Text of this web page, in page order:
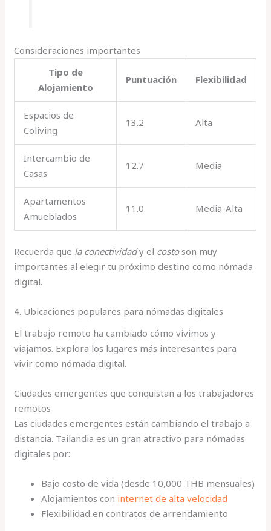
Consideraciones importantes
Tipo de
Alojamiento
Puntuación Flexibilidad
Espacios de
Coliving
13.2 Alta
Intercambio de
Casas
12.7 Media
Apartamentos
Amueblados
11.0 Media-Alta
Recuerda que la conectividady el costoson muy
importantes al elegir tu próximo destino como nómada
digital.
4. Ubicaciones populares para nómadas digitales
El trabajo remoto ha cambiado cómo vivimos y
viajamos. Explora los lugares más interesantes para
vivir como nómada digital.
Ciudades emergentes que conquistan a los trabajadores
remotos
Las ciudades emergentes están cambiando el trabajo a
distancia. Tailandia es un gran atractivo para nómadas
digitales por:
Bajo costo de vida (desde 10,000 THB mensuales)
Alojamientos con internet de alta velocidad
Flexibilidad en contratos de arrendamiento